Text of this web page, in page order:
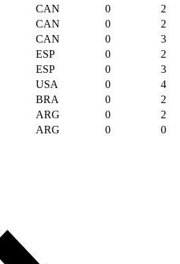
CAN 0
2
CAN 0
2
CAN 0
3
ESP 0
2
ESP 0
3
USA 0
4
BRA 0
2
ARG 0
2
ARG 0
0